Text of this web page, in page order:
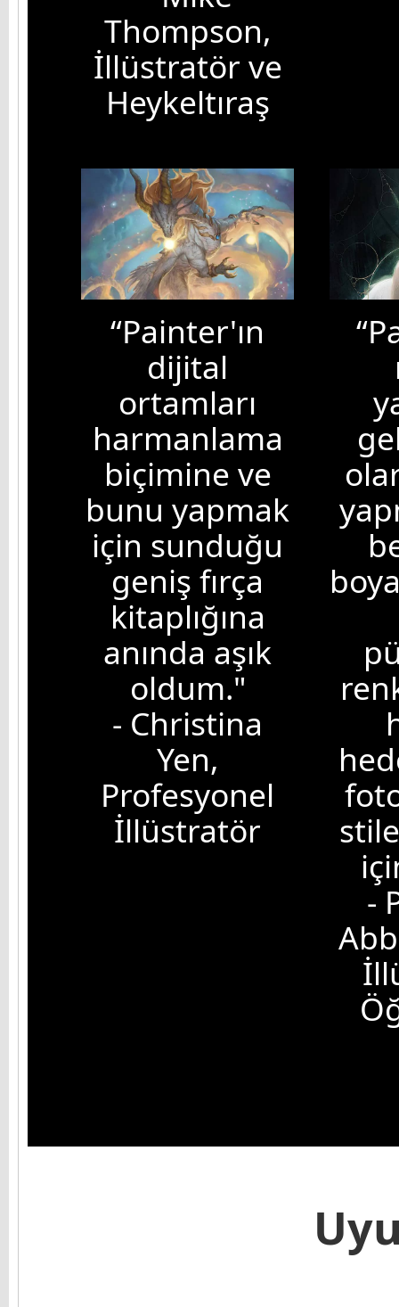
Thompson,
İllüstratör ve
Heykeltıraş
“Painter'ın
dijital
ortamları
harmanlama
biçimine ve
bunu yapmak
için sunduğu
geniş fırça
kitaplığına
anında aşık
oldum."
- Christina
Yen,
Profesyonel
İllüstratör
-